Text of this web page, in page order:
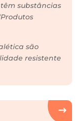
substâncias
são
resistente